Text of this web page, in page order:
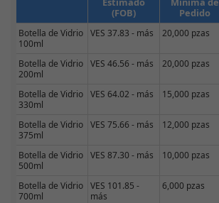
(FOB)
Pedido
Botella de Vidrio
100ml
VES 37.83 - más 20,000 pzas
Botella de Vidrio
200ml
VES 46.56 - más 20,000 pzas
Botella de Vidrio
330ml
VES 64.02 - más 15,000 pzas
Botella de Vidrio
375ml
VES 75.66 - más 12,000 pzas
Botella de Vidrio
500ml
VES 87.30 - más 10,000 pzas
Botella de Vidrio
700ml
VES 101.85 -
más
6,000 pzas